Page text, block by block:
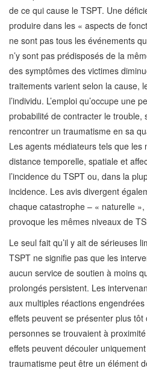
de ce qui cause le TSPT. Une
produire dans les « aspects de
ne sont pas tous les événements
n’y sont pas prédisposés de la
des symptômes des victimes
traitements varient selon la cause,
l’individu. L’emploi qu’occupe une
probabilité de contracter le trouble,
rencontrer un traumatisme en sa
Les agents médiateurs tels que les
distance temporelle, spatiale et
l’incidence du TSPT ou, dans la
incidence. Les avis divergent
chaque catastrophe – « naturelle
provoque les mêmes niveaux de
Le seul fait qu’il y ait de sérieuses
TSPT ne signifie pas que les
aucun service de soutien à moins
prolongés persistent. Les
aux multiples réactions
effets peuvent se présenter plus
personnes se trouvaient à
effets peuvent découler
traumatisme peut être un élément